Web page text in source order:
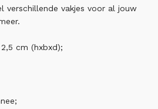
verschillende vakjes voor al jouw
cm (hxbxd);